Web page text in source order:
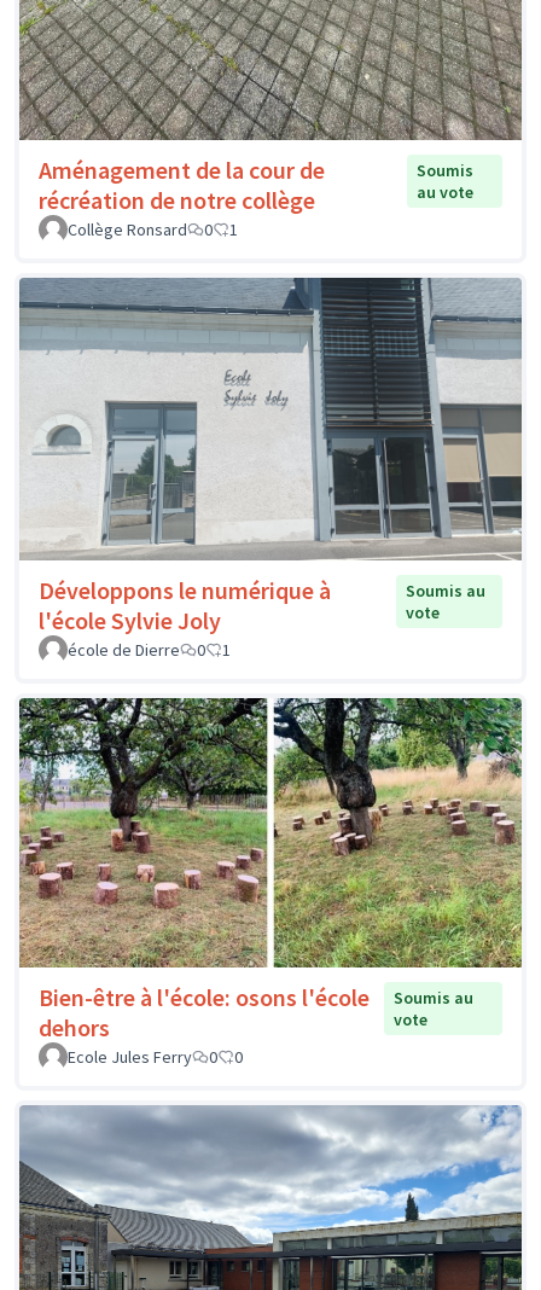
Aménagement de la cour de
récréation de notre collège
Soumis
au vote
Collège Ronsard
0 1
Développons le numérique à
l'école Sylvie Joly
Soumis au
vote
école de Dierre
0 1
Bien-être à l'école: osons l'école
dehors
Soumis au
vote
Ecole Jules Ferry
0 0